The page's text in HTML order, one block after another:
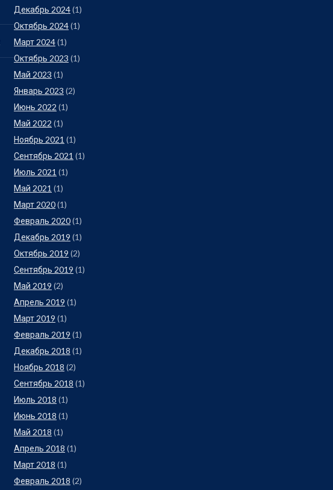
Декабрь 2024(1)
Октябрь 2024(1)
Март 2024(1)
Октябрь 2023 (1)
Май 2023 (1)
Январь 2023 (2)
Июнь 2022 (1)
Май 2022 (1)
Ноябрь 2021 (1)
Сентябрь 2021 (1)
Июль 2021 (1)
Май 2021 (1)
Март 2020(1)
Февраль 2020(1)
Декабрь 2019 (1)
Октябрь 2019 (2)
Сентябрь 2019 (1)
Май 2019 (2)
Апрель 2019 (1)
Март 2019 (1)
Февраль 2019 (1)
Декабрь 2018 (1)
Ноябрь 2018 (2)
Сентябрь 2018 (1)
Июль 2018 (1)
Июнь 2018 (1)
Май 2018 (1)
Апрель 2018 (1)
Март 2018 (1)
Февраль 2018 (2)